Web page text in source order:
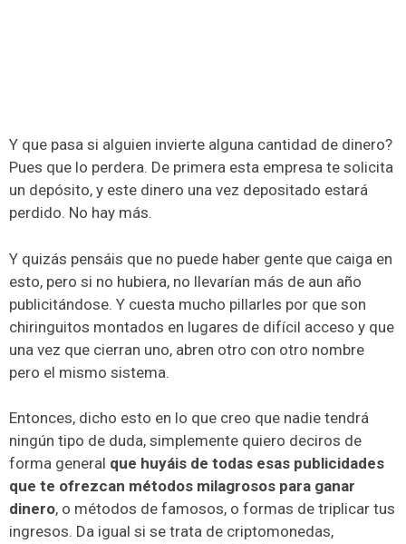
Y que pasa si alguien invierte alguna cantidad de dinero?
Pues que lo perdera. De primera esta empresa te solicita
un depósito, y este dinero una vez depositado estará
perdido. No hay más.
Y quizás pensáis que no puede haber gente que caiga en
esto, pero si no hubiera, no llevarían más de aun año
publicitándose. Y cuesta mucho pillarles por que son
chiringuitos montados en lugares de difícil acceso y que
una vez que cierran uno, abren otro con otro nombre
pero el mismo sistema.
Entonces, dicho esto en lo que creo que nadie tendrá
ningún tipo de duda, simplemente quiero deciros de
forma general que huyáis de todas esas publicidades
que te ofrezcan métodos milagrosos para ganar
dinero, o métodos de famosos, o formas de triplicar tus
ingresos. Da igual si se trata de criptomonedas,